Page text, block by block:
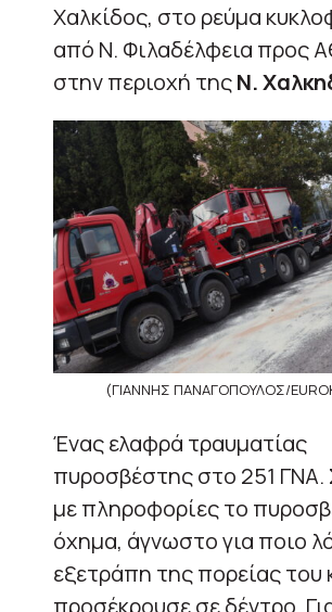
Χαλκίδος, στο ρεύμα
από Ν. Φιλαδέλφεια προς
στην περιοχή τηςΝ.
(ΓΙΑΝΝΗΣ ΠΑΝΑΓΟΠΟΥΛΟΣ/
Ένας ελαφρά τραυματίας
πυροσβέστης στο 251
με πληροφορίες το
όχημα, άγνωστο για ποιο
εξετράπη της πορείας του
προσέκρουσε σε δέντρο.